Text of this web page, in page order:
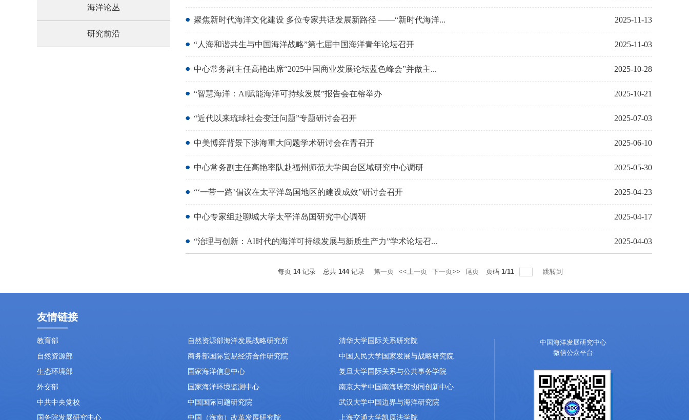
海洋论丛
研究前沿
聚焦新时代海洋文化建设 多位专家共话发展新路径 ——“新时代海洋... 2025-11-13
“人海和谐共生与中国海洋战略”第七届中国海洋青年论坛召开 2025-11-03
中心常务副主任高艳出席“2025中国商业发展论坛蓝色峰会”并做主... 2025-10-28
“智慧海洋：AI赋能海洋可持续发展”报告会在榕举办 2025-10-21
“近代以来琉球社会变迁问题”专题研讨会召开 2025-07-03
中美博弈背景下涉海重大问题学术研讨会在青召开 2025-06-10
中心常务副主任高艳率队赴福州师范大学闽台区域研究中心调研 2025-05-30
“‘一带一路’倡议在太平洋岛国地区的建设成效”研讨会召开 2025-04-23
中心专家组赴聊城大学太平洋岛国研究中心调研 2025-04-17
“治理与创新：AI时代的海洋可持续发展与新质生产力”学术论坛召... 2025-04-03
每页 14记录 总共 144记录 第一页 <<上一页 下一页>> 尾页 页码 1/11 跳转到
友情链接
教育部 自然资源部海洋发展战略研究所
清华大学国际关系研究院
自然资源部
商务部国际贸易经济合作研究院
中国人民大学国家发展与战略研究院
生态环境部
国家海洋信息中心
复旦大学国际关系与公共事务学院
外交部
国家海洋环境监测中心
南京大学中国南海研究协同创新中心
中共中央党校
中国国际问题研究院
武汉大学中国边界与海洋研究院
国务院发展研究中心
中国（海南）改革发展研究院 上海交通大学凯原法学院
中国海洋发展研究中心
微信公众平台